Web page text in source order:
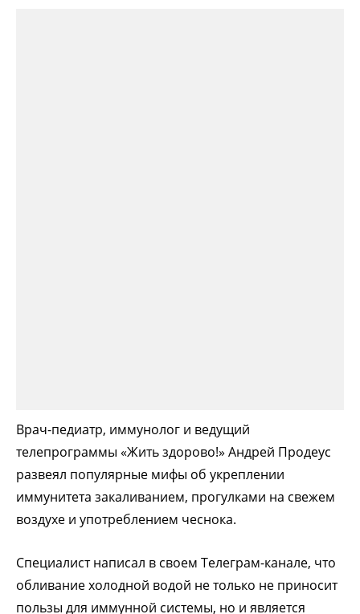
Врач-педиатр, иммунолог и ведущий
телепрограммы «Жить здорово!» Андрей Продеус
развеял популярные мифы об укреплении
иммунитета закаливанием, прогулками на свежем
воздухе и употреблением чеснока.
Специалист написал в своем Телеграм-канале, что
обливание холодной водой не только не приносит
пользы для иммунной системы, но и является